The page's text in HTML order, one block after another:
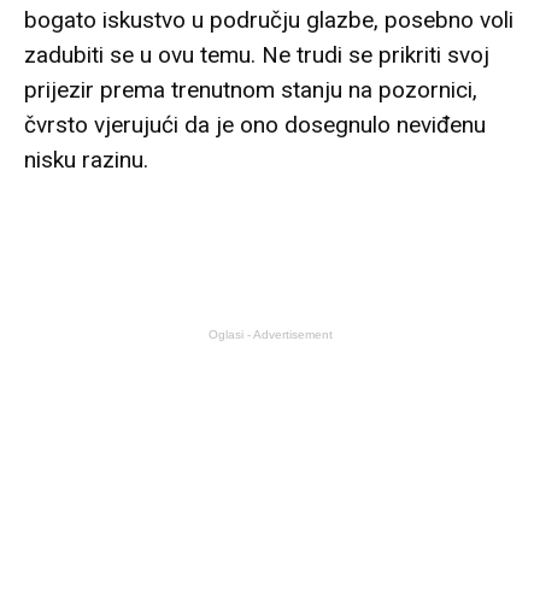
bogato iskustvo u području glazbe, posebno voli
zadubiti se u ovu temu. Ne trudi se prikriti svoj
prijezir prema trenutnom stanju na pozornici,
čvrsto vjerujući da je ono dosegnulo neviđenu
nisku razinu.
Oglasi - Advertisement